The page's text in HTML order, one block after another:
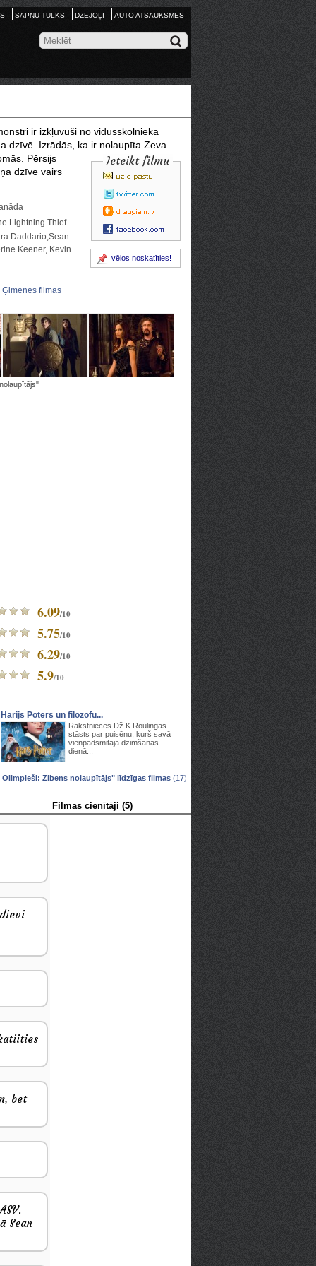
SAPŅU TULKS DZEJOĻI AUTO ATSAUKSMES
ir izkļuvuši no vidusskolnieka
dzīvē. Izrādās, ka ir nolaupīta Zeva
Pērsijs
dzīve vairs
Ieteikt filmu
vēlos noskatīties!
Lightning Thief
Daddario,Sean
Keener, Kevin
Ģimenes filmas
6.09/10
5.75/10
6.29/10
5.9/10
Harijs Poters un filozofu...
Rakstnieces Dž.K.Roulingas
stāsts par puisēnu, kurš savā
vienpadsmitajā dzimšanas
dienā...
Zibens nolaupītājs" līdzīgas filmas (17)
bet
Sean
Filmas cienītāji (5)